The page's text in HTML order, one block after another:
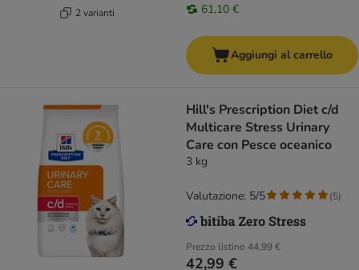
2 varianti 61,10 €
Aggiungi al carrello
Hill's Prescription Diet c/d
Multicare Stress Urinary
Care con Pesce oceanico
3 kg
Prezzo listino 44,99 €
42,99 €
Valutazione: 5/5 (5)